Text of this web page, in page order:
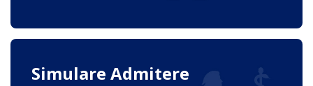
Simulare Admitere